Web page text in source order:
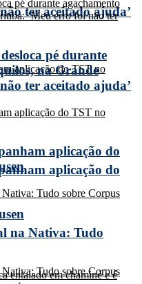
ter aceitado ajuda’
aplicação do
pé durante
na Grande
ter aceitado ajuda’
aplicação do
na Nativa: Tudo